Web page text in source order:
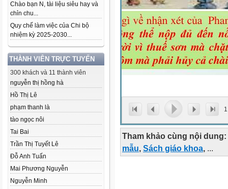
Chào bạn N, tài liệu siêu hay và
chỉn chu...
Quy chế làm việc của Chi bộ
nhiệm kỳ 2025-2030...
THÀNH VIÊN TRỰC TUYẾN
300 khách và 11 thành viên
nguyễn thị hồng hà
Hồ Thị Lê
phạm thanh là
tào ngọc nôi
Tai Bai
Trần Thị Tuyết Lê
Đỗ Anh Tuấn
Mai Phương Nguyễn
Nguyễn Minh
1
Tham khảo cùng nội dung:
mẫu, Sách giáo khoa, ...